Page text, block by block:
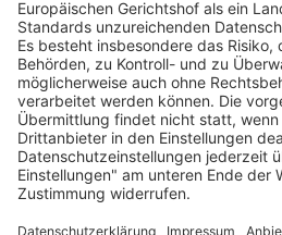
für Sie bis zum
Höchstgebot.